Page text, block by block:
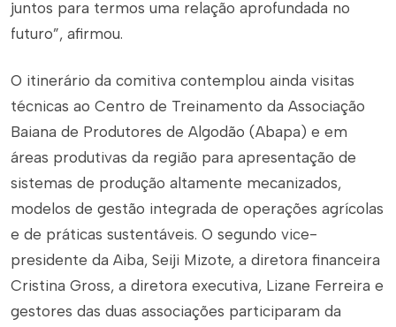
juntos para termos uma relação aprofundada no
futuro”, afirmou.
O itinerário da comitiva contemplou ainda visitas
técnicas ao Centro de Treinamento da Associação
Baiana de Produtores de Algodão (Abapa) e em
áreas produtivas da região para apresentação de
sistemas de produção altamente mecanizados,
modelos de gestão integrada de operações agrícolas
e de práticas sustentáveis. O segundo vice-
presidente da Aiba, Seiji Mizote, a diretora financeira
Cristina Gross, a diretora executiva, Lizane Ferreira e
gestores das duas associações participaram da